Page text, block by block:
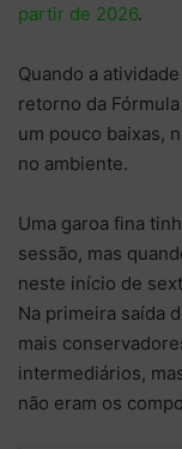
partir de 2026.
Quando a
retorno da
um pouco baixas,
no ambiente.
Uma garoa fina
sessão, mas
neste início de
Na primeira saída
mais
intermediários,
não eram os